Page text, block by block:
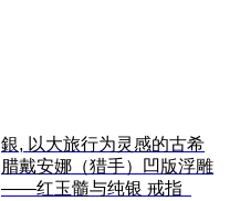
銀, 以大旅行为灵感的古希
腊戴安娜（猎手）凹版浮雕
——红玉髓与纯银 戒指